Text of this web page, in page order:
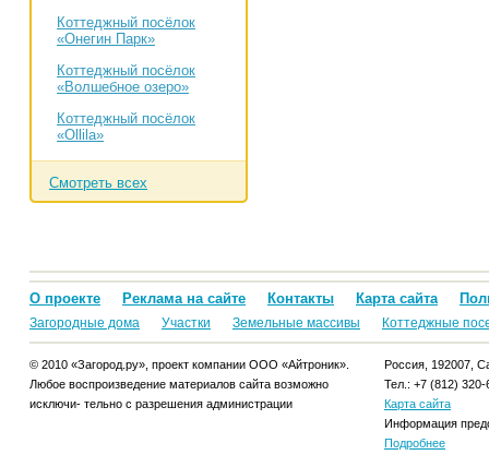
Коттеджный посёлок
«Онегин Парк»
Коттеджный посёлок
«Волшебное озеро»
Коттеджный посёлок
«Ollila»
Смотреть всех
О проекте Реклама на сайте Контакты Карта сайта
Загородные дома Участки Земельные массивы Коттеджные
© 2010 «Загород.ру», проект компании ООО «Айтроник».
Любое воспроизведение материалов сайта возможно
исключи- тельно с разрешения администрации
Россия, 192007,
Тел.: +7 (812) 320-
Карта сайта
Информация
Подробнее